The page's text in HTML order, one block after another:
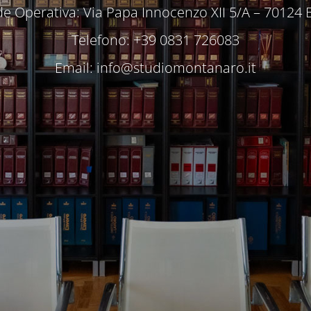
Operativa: Via Papa Innocenzo XII 5/A – 70124
Telefono: +39 0831 726083
Email:info@studiomontanaro.it